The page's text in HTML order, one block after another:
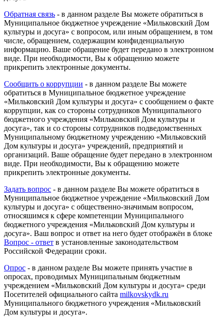
Обратная связь - в данном разделе Вы можете обратиться в
Муниципальное бюджетное учреждение «Мильковский Дом
культуры и досуга» с вопросом, или иным обращением, в том
числе, обращением, содержащим конфиденциальную
информацию. Ваше обращение будет передано в электронном
виде. При необходимости, Вы к обращению можете
прикрепить электронные документы.
Сообщить о коррупции - в данном разделе Вы можете
обратиться в Муниципальное бюджетное учреждение
«Мильковский Дом культуры и досуга» с сообщением о факте
коррупции, как со стороны сотрудников Муниципального
бюджетного учреждения «Мильковский Дом культуры и
досуга», так и со стороны сотрудников подведомственных
Муниципальному бюджетному учреждению «Мильковский
Дом культуры и досуга» учреждений, предприятий и
организаций. Ваше обращение будет передано в электронном
виде. При необходимости, Вы к обращению можете
прикрепить электронные документы.
Задать вопрос - в данном разделе Вы можете обратиться в
Муниципальное бюджетное учреждение «Мильковский Дом
культуры и досуга» с общественно-значимым вопросом,
относяшимся к сфере компетенции Муниципального
бюджетного учреждения «Мильковский Дом культуры и
досуга». Ваш вопрос и ответ на него будет отображён в блоке
Вопрос - ответ в установленные законодательством
Российской Федерации сроки.
Опрос - в данном разделе Вы можете принять участие в
опросах, проводимых Муниципальным бюджетным
учреждением «Мильковский Дом культуры и досуга» среди
Посетителей официального сайта milkovskydk.ru
Муниципального бюджетного учреждения «Мильковский
Дом культуры и досуга».